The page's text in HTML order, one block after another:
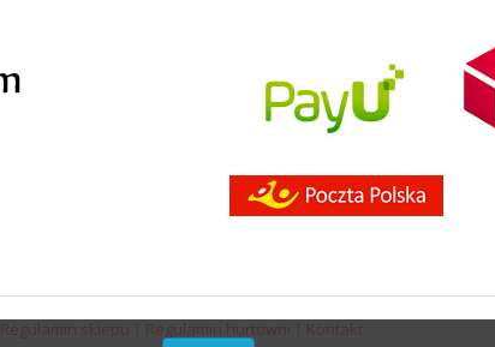
Regulamin sklepu Regulamin hurtowni Kontakt